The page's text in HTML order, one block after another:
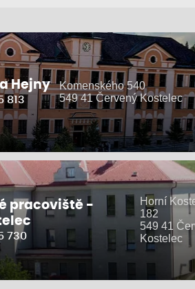
Hejny
813
Komenského 540
549 41 Červený Kostelec
pracoviště -
730
Horní
182
549 41
Kostelec